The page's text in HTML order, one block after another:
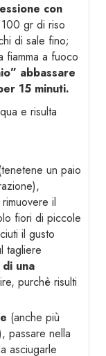
con
gr di riso
di sale fino;
fiamma a fuoco
abbassare
15 minuti.
e risulta
un paio
il
fiori di piccole
il gusto
tagliere
una
purchè risulti
(anche più
passare nella
asciugarle